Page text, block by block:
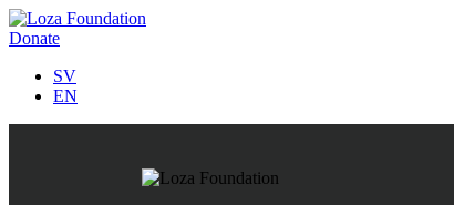
Donate
SV
EN
Follow us on Twitter